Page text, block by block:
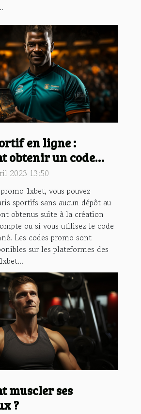
en ligne :
obtenir un code
gratuitement ?
2023 13:50
1xbet, vous pouvez
sportifs sans aucun dépôt au
obtenus suite à la création
ou si vous utilisez le code
Les codes promo sont
sur les plateformes des
muscler ses
?